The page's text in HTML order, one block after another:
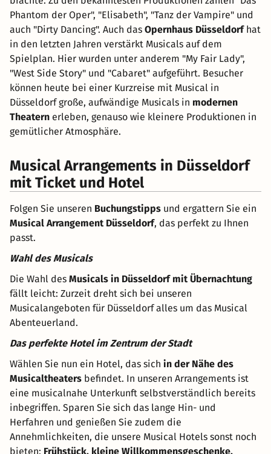
Phantom der Oper", "Elisabeth", "Tanz der Vampire" und
auch "Dirty Dancing". Auch das Opernhaus Düsseldorfhat
in den letzten Jahren verstärkt Musicals auf dem
Spielplan. Hier wurden unter anderem "My Fair Lady",
"West Side Story" und "Cabaret" aufgeführt. Besucher
können heute bei einer Kurzreise mit Musical in
Düsseldorf große, aufwändige Musicals in modernen
Theatern erleben, genauso wie kleinere Produktionen in
gemütlicher Atmosphäre.
Musical Arrangements in Düsseldorf
mit Ticket und Hotel
Folgen Sie unseren Buchungstipps und ergattern Sie ein
Musical Arrangement Düsseldorf, das perfekt zu Ihnen
passt.
Wahl des Musicals
Die Wahl des Musicals in Düsseldorf mit Übernachtung
fällt leicht: Zurzeit dreht sich bei unseren
Musicalangeboten für Düsseldorf alles um das Musical
Abenteuerland.
Das perfekte Hotel im Zentrum der Stadt
Wählen Sie nun ein Hotel, das sich in der Nähe des
Musicaltheaters befindet. In unseren Arrangements ist
eine musicalnahe Unterkunft selbstverständlich bereits
inbegriffen. Sparen Sie sich das lange Hin- und
Herfahren und genießen Sie zudem die
Annehmlichkeiten, die unsere Musical Hotels sonst noch
bieten: Frühstück, kleine Willkommensgeschenke,